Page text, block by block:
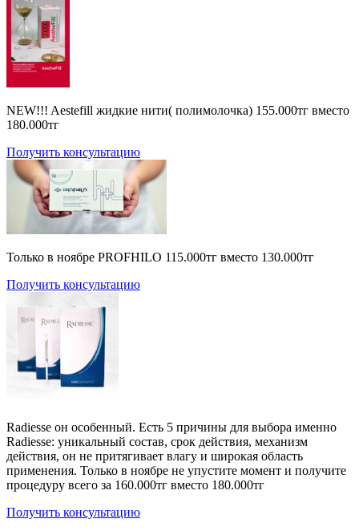
NEW!!! Aestefill жидкие нити( полимолочка) 155.000тг вместо
180.000тг
Получить консультацию
Только в ноябре PROFHILO 115.000тг вместо 130.000тг
Получить консультацию
Radiesse он особенный. Есть 5 причины для выбора именно
Radiesse: уникальный состав, срок действия, механизм
действия, он не притягивает влагу и широкая область
применения. Только в ноябре не упустите момент и получите
процедуру всего за 160.000тг вместо 180.000тг
Получить консультацию